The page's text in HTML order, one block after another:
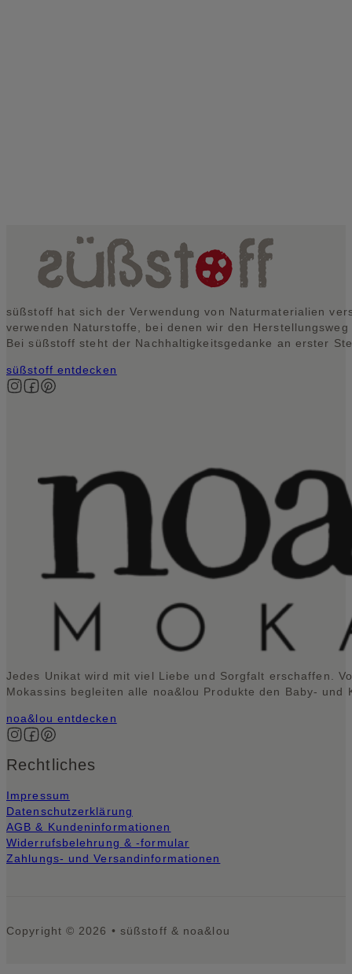
süßstoff hat sich der Verwendung von Naturmaterialien
verwenden Naturstoffe, bei denen wir den Herstellungsweg
Bei süßstoff steht der Nachhaltigkeitsgedanke an erster
süßstoff entdecken
Auf Instagram folgen
Auf Facebook folgen
Auf Pinterest folgen
Jedes Unikat wird mit viel Liebe und Sorgfalt erschaffen.
Mokassins begleiten alle noa&lou Produkte den Baby-
noa&lou entdecken
Auf Instagram folgen
Auf Facebook folgen
Auf Pinterest folgen
Rechtliches
Impressum
Datenschutzerklärung
AGB & Kundeninformationen
Widerrufsbelehrung & -formular
Zahlungs- und Versandinformationen
Copyright © 2026 • süßstoff & noa&lou